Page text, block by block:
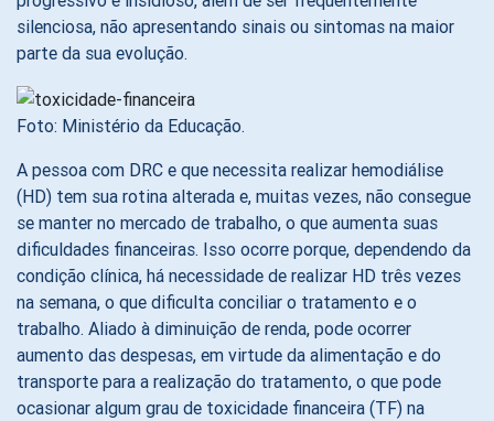
silenciosa, não apresentando sinais ou sintomas na maior
parte da sua evolução.
Foto: Ministério da Educação.
A pessoa com DRC e que necessita realizar hemodiálise
(HD) tem sua rotina alterada e, muitas vezes, não consegue
se manter no mercado de trabalho, o que aumenta suas
dificuldades financeiras. Isso ocorre porque, dependendo da
condição clínica, há necessidade de realizar HD três vezes
na semana, o que dificulta conciliar o tratamento e o
trabalho. Aliado à diminuição de renda, pode ocorrer
aumento das despesas, em virtude da alimentação e do
transporte para a realização do tratamento, o que pode
ocasionar algum grau de toxicidade financeira (TF) na